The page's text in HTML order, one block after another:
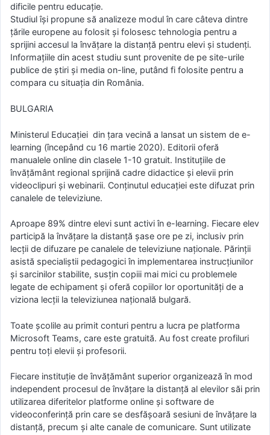
dificile pentru educație.
Studiul își propune să analizeze modul în care câteva dintre
țările europene au folosit și folosesc tehnologia pentru a
sprijini accesul la învățare la distanță pentru elevi și studenți.
Informațiile din acest studiu sunt provenite de pe site-urile
publice de știri și media on-line, putând fi folosite pentru a
compara cu situația din România.
BULGARIA
Ministerul Educației din țara vecină a lansat un sistem de e-
learning (începând cu 16 martie 2020). Editorii oferă
manualele online din clasele 1-10 gratuit. Instituțiile de
învățământ regional sprijină cadre didactice și elevii prin
videoclipuri și webinarii. Conținutul educației este difuzat prin
canalele de televiziune.
Aproape 89% dintre elevi sunt activi în e-learning. Fiecare elev
participă la învățare la distanță șase ore pe zi, inclusiv prin
lecții de difuzare pe canalele de televiziune naționale. Părinții
asistă specialiștii pedagogici în implementarea instrucțiunilor
și sarcinilor stabilite, susțin copiii mai mici cu problemele
legate de echipament și oferă copiilor lor oportunități de a
viziona lecții la televiziunea națională bulgară.
Toate școlile au primit conturi pentru a lucra pe platforma
Microsoft Teams, care este gratuită. Au fost create profiluri
pentru toți elevii și profesorii.
Fiecare instituție de învățământ superior organizează în mod
independent procesul de învățare la distanță al elevilor săi prin
utilizarea diferitelor platforme online și software de
videoconferință prin care se desfășoară sesiuni de învățare la
distanță, precum și alte canale de comunicare. Sunt utilizate